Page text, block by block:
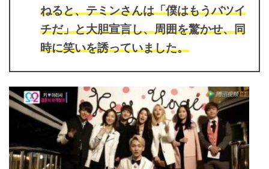
ねると、テミンさんは「僕はもうバツイ
チだ」と大胆宣言し、周囲を驚かせ、同
時に笑いを誘っていました。